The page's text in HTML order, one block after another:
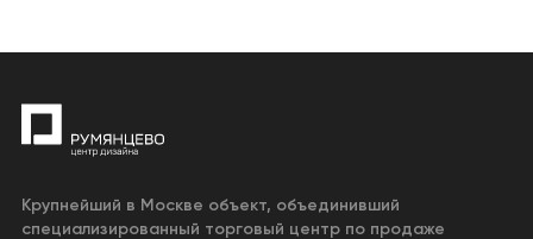
Крупнейший в Москве объект, объединивший
специализированный торговый центр по продаже